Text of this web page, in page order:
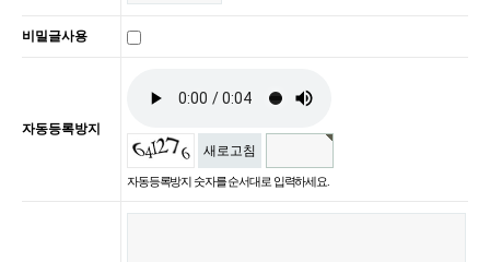
비밀글사용
자동등록방지
새로고침
자동등록방지 숫자를 순서대로 입력하세요.